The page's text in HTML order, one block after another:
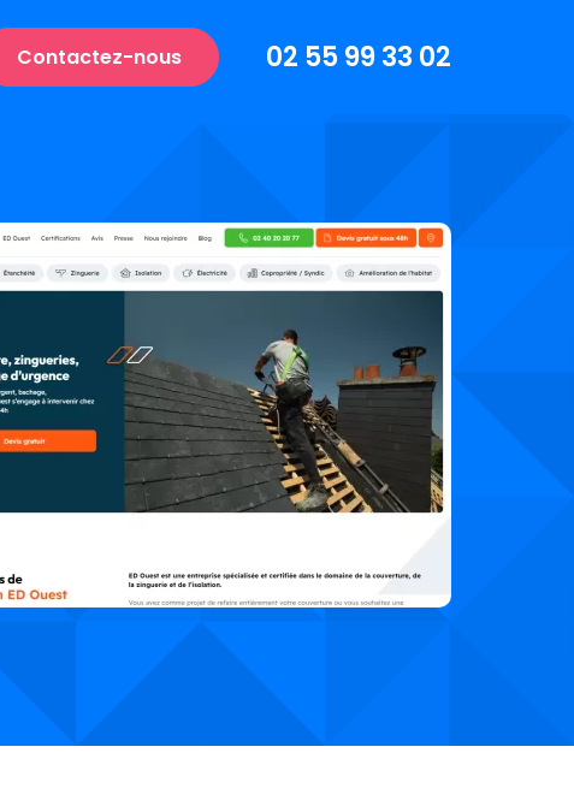
Contactez-nous 02 55 99 33 02